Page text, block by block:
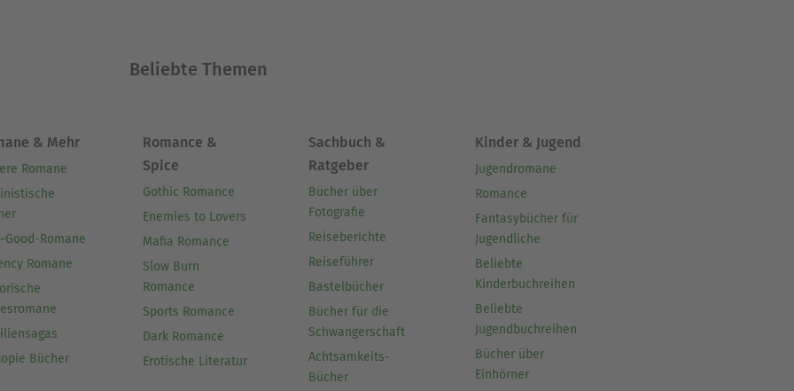
Beliebte Themen
& Mehr
Romane
Good-Romane
Romane
Bücher
Romance &
Spice
Gothic Romance
Enemies to Lovers
Mafia Romance
Slow Burn
Romance
Sports Romance
Dark Romance
Erotische Literatur
Sachbuch &
Ratgeber
Bücher über
Fotografie
Reiseberichte
Reiseführer
Bastelbücher
Bücher für die
Schwangerschaft
Achtsamkeits-
Bücher
Kinder & Jugend
Jugendromane
Romance
Fantasybücher für
Jugendliche
Beliebte
Kinderbuchreihen
Beliebte
Jugendbuchreihen
Bücher über
Einhörner